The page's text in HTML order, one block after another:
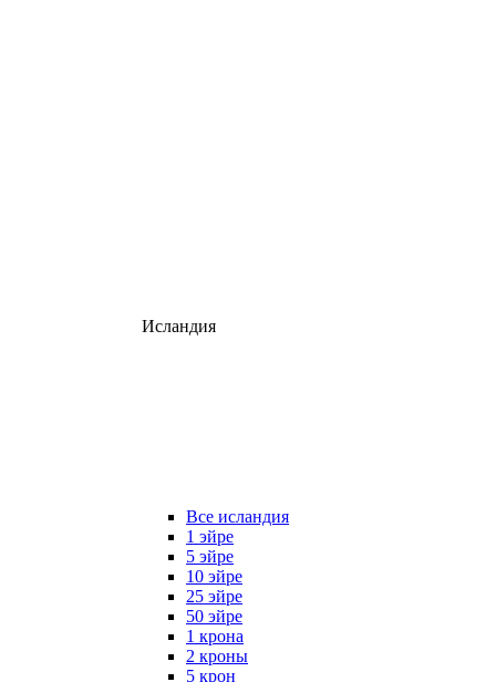
Исландия
Все исландия
1 эйре
5 эйре
10 эйре
25 эйре
50 эйре
1 крона
2 кроны
5 крон